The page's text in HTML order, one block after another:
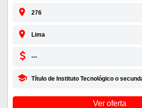
276
Lima
---
Título de Instituto Tecnológico o
Ver oferta